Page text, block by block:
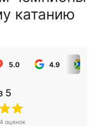
катанию
5.0 4.9
5
оценок